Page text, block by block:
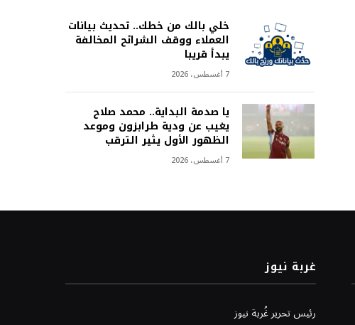
خلي بالك من خطك.. تحديث بيانات
العملاء ووقف الشرائح المخالفة
يبدأ قريبا
7 أغسطس، 2026
يا صدمة البداية.. محمد صلاح
يغيب عن ودية طرابزون وموعد
الظهور الأول يثير الترقب
7 أغسطس، 2026
غربة نيوز
رئيس تحرير غُربة نيوز